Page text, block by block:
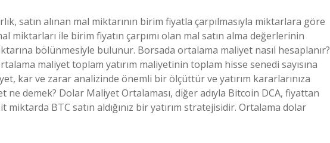
satın alınan mal miktarının birim fiyatla çarpılmasıyla miktarlara göre
miktarları ile birim fiyatın çarpımı olan mal satın alma değerlerinin
bölünmesiyle bulunur. Borsada ortalama maliyet nasıl hesaplanır?
maliyet toplam yatırım maliyetinin toplam hisse senedi sayısına
kar ve zarar analizinde önemli bir ölçüttür ve yatırım kararlarınıza
demek? Dolar Maliyet Ortalaması, diğer adıyla Bitcoin DCA, fiyattan
miktarda BTC satın aldığınız bir yatırım stratejisidir. Ortalama dolar